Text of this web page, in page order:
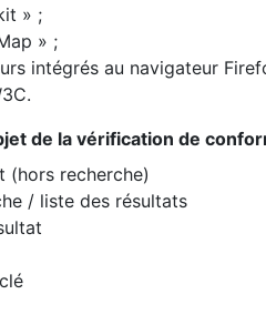
» ;
» ;
intégrés au navigateur
de la vérification de
(hors recherche)
/ liste des résultats